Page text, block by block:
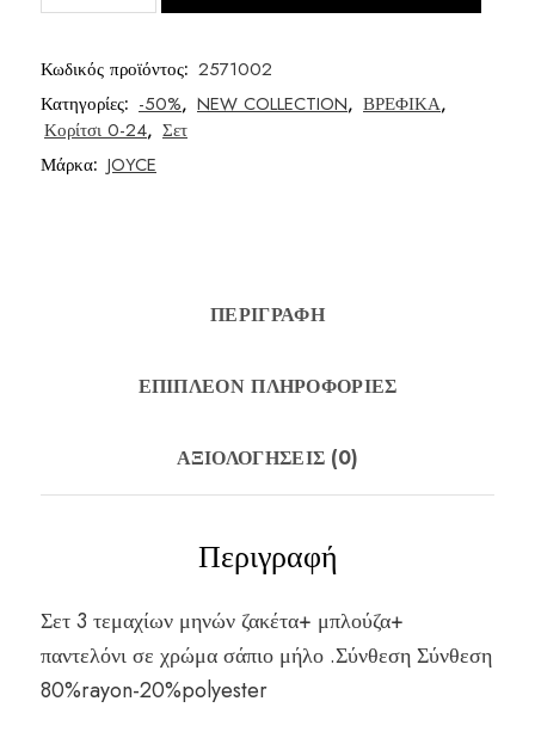
ποσότητα
Κωδικός προϊόντος: 2571002
Κατηγορίες: -50%, NEW COLLECTION, ΒΡΕΦΙΚΑ,
Κορίτσι 0-24, Σετ
Μάρκα: JOYCE
ΠΕΡΙΓΡΑΦΉ
ΕΠΙΠΛΈΟΝ ΠΛΗΡΟΦΟΡΊΕΣ
ΑΞΙΟΛΟΓΉΣΕΙΣ (0)
Περιγραφή
Σετ 3 τεμαχίων μηνών ζακέτα+ μπλούζα+
παντελόνι σε χρώμα σάπιο μήλο .Σύνθεση Σύνθεση
80%rayon-20%polyester